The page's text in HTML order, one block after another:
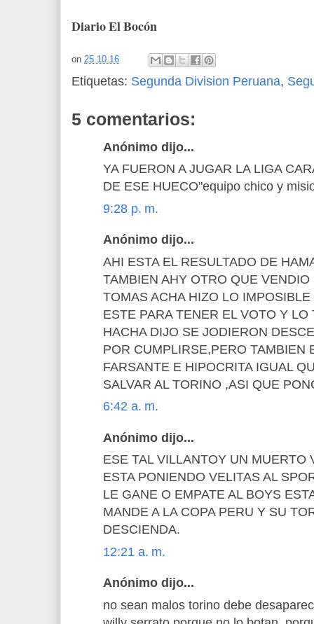
Diario El Bocón
on 25.10.16
Etiquetas: Segunda Division Peruana,
5 comentarios:
Anónimo dijo...
YA FUERON A JUGAR LA LIGA
DE ESE HUECO"equipo chico y
9:28 p. m.
Anónimo dijo...
AHI ESTA EL RESULTADO DE
TAMBIEN AHY OTRO QUE
TOMAS ACHA HIZO LO
ESTE PARA TENER EL VOTO Y
HACHA DIJO SE JODIERON
POR CUMPLIRSE,PERO TAMBIEN
FARSANTE E HIPOCRITA IGUAL
SALVAR AL TORINO ,ASI QUE
6:42 a. m.
Anónimo dijo...
ESE TAL VILLANTOY UN MUERTO
ESTA PONIENDO VELITAS AL
LE GANE O EMPATE AL BOYS
MANDE A LA COPA PERU Y SU
DESCIENDA.
12:21 a. m.
Anónimo dijo...
no sean malos torino debe